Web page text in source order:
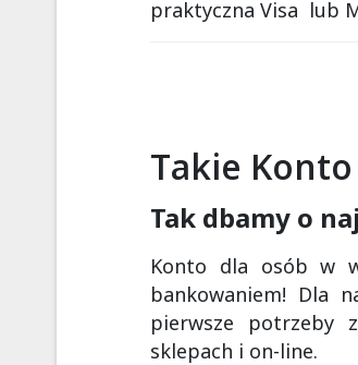
praktyczna Visa lub
Takie
Tak dbamy o
Konto dla osób w
bankowaniem! Dla
pierwsze potrzeby
sklepach i on-line.